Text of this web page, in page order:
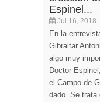
Espinel...
Jul 16, 2018
En la
Gibraltar
algo muy
Doctor
el Campo de
dado. Se trata